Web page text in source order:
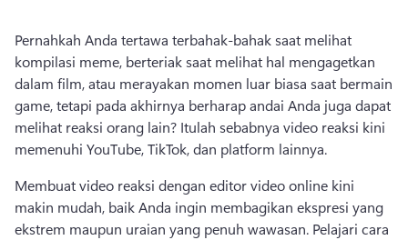
Pernahkah Anda tertawa terbahak-bahak saat melihat
kompilasi meme, berteriak saat melihat hal mengagetkan
dalam film, atau merayakan momen luar biasa saat bermain
game, tetapi pada akhirnya berharap andai Anda juga dapat
melihat reaksi orang lain? Itulah sebabnya video reaksi kini
memenuhi YouTube, TikTok, dan platform lainnya.
Membuat video reaksi dengan editor video online kini
makin mudah, baik Anda ingin membagikan ekspresi yang
ekstrem maupun uraian yang penuh wawasan. Pelajari cara